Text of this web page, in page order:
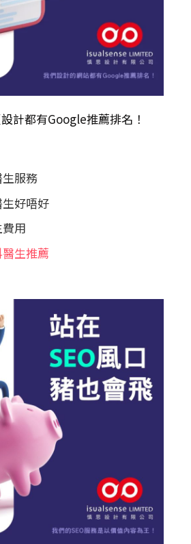
計都有Google推薦排名！
服務
好唔好
用
生推薦